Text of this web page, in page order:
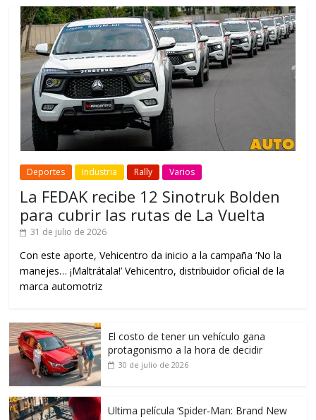
Deportes Industria Rally Varios
La FEDAK recibe 12 Sinotruk Bolden
para cubrir las rutas de La Vuelta
31 de julio de 2026
Con este aporte, Vehicentro da inicio a la campaña ‘No la
manejes… ¡Maltrátala!’ Vehicentro, distribuidor oficial de la
marca automotriz
El costo de tener un vehículo gana
protagonismo a la hora de decidir
30 de julio de 2026
Ultima película ‘Spider‑Man: Brand New